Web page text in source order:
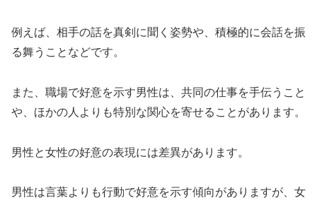
例えば、相手の話を真剣に聞く姿勢や、積極的に会話を振
る舞うことなどです。
また、職場で好意を示す男性は、共同の仕事を手伝うこと
や、ほかの人よりも特別な関心を寄せることがあります。
男性と女性の好意の表現には差異があります。
男性は言葉よりも行動で好意を示す傾向がありますが、女